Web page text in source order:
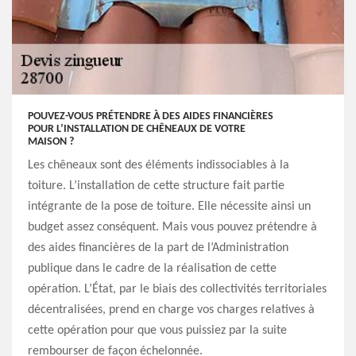
POUVEZ-VOUS PRÉTENDRE À DES AIDES FINANCIÈRES
POUR L’INSTALLATION DE CHÊNEAUX DE VOTRE
MAISON ?
Les chêneaux sont des éléments indissociables à la
toiture. L’installation de cette structure fait partie
intégrante de la pose de toiture. Elle nécessite ainsi un
budget assez conséquent. Mais vous pouvez prétendre à
des aides financières de la part de l’Administration
publique dans le cadre de la réalisation de cette
opération. L’État, par le biais des collectivités territoriales
décentralisées, prend en charge vos charges relatives à
cette opération pour que vous puissiez par la suite
rembourser de façon échelonnée.